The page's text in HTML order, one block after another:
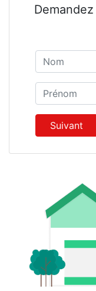
Prénom
Suivant